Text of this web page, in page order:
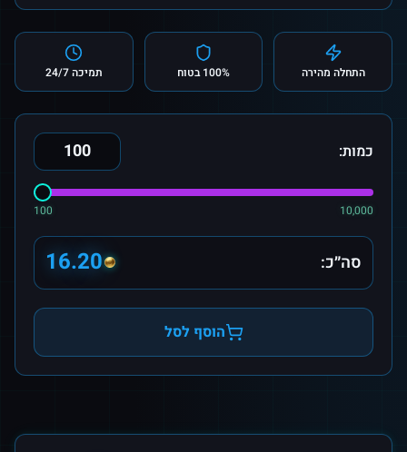
התחלה מהירה 100% בטוח תמיכה 24/7
כמות:
100 10,000
סה״כ: 16.20
הוסף לסל